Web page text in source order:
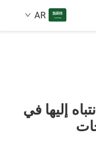
AR
إليها في